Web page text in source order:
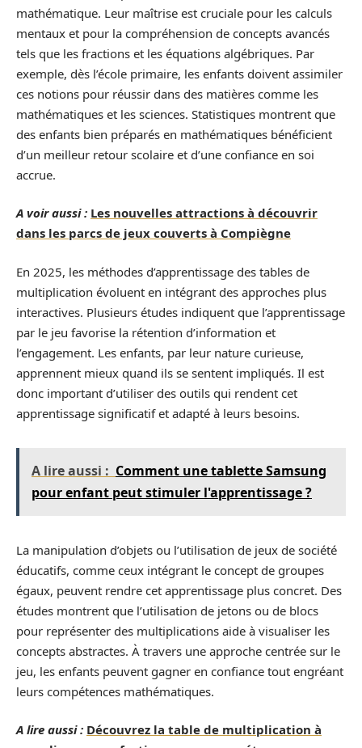
mathématique. Leur maîtrise est cruciale pour les calculs
mentaux et pour la compréhension de concepts avancés
tels que les fractions et les équations algébriques. Par
exemple, dès l’école primaire, les enfants doivent assimiler
ces notions pour réussir dans des matières comme les
mathématiques et les sciences. Statistiques montrent que
des enfants bien préparés en mathématiques bénéficient
d’un meilleur retour scolaire et d’une confiance en soi
accrue.
A voir aussi : Les nouvelles attractions à découvrir
dans les parcs de jeux couverts à Compiègne
En 2025, les méthodes d’apprentissage des tables de
multiplication évoluent en intégrant des approches plus
interactives. Plusieurs études indiquent que l’apprentissage
par le jeu favorise la rétention d’information et
l’engagement. Les enfants, par leur nature curieuse,
apprennent mieux quand ils se sentent impliqués. Il est
donc important d’utiliser des outils qui rendent cet
apprentissage significatif et adapté à leurs besoins.
A lire aussi : Comment une tablette Samsung
pour enfant peut stimuler l'apprentissage ?
La manipulation d’objets ou l’utilisation de jeux de société
éducatifs, comme ceux intégrant le concept de groupes
égaux, peuvent rendre cet apprentissage plus concret. Des
études montrent que l’utilisation de jetons ou de blocs
pour représenter des multiplications aide à visualiser les
concepts abstractes. À travers une approche centrée sur le
jeu, les enfants peuvent gagner en confiance tout engréant
leurs compétences mathématiques.
A lire aussi : Découvrez la table de multiplication à